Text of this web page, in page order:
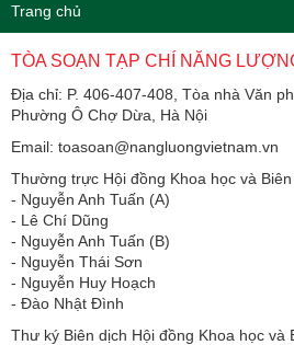
Trang chủ
TÒA SOẠN TẠP CHÍ NĂNG
Địa chỉ: P. 406-407-408, Tòa nhà Văn
Phường Ô Chợ Dừa, Hà Nội
Email: toasoan@nangluongvietnam.vn
Thường trực Hội đồng Khoa học và Biên
​​​​​​- Nguyễn Anh Tuấn (A)
- Lê Chí Dũng
- Nguyễn Anh Tuấn (B)
- Nguyễn Thái Sơn
- Nguyễn Huy Hoạch
- Đào Nhật Đình
Thư ký Biên dịch Hội đồng Khoa học và